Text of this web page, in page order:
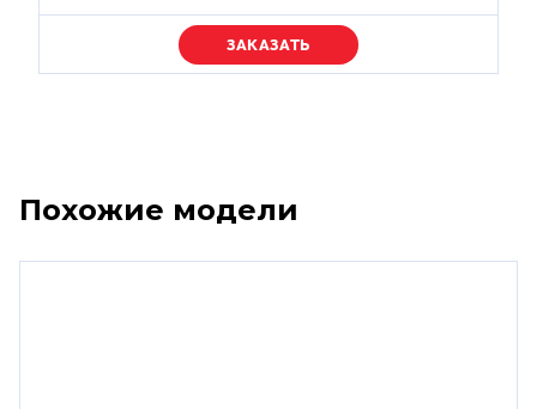
Уточняйте цену
Похожие модели